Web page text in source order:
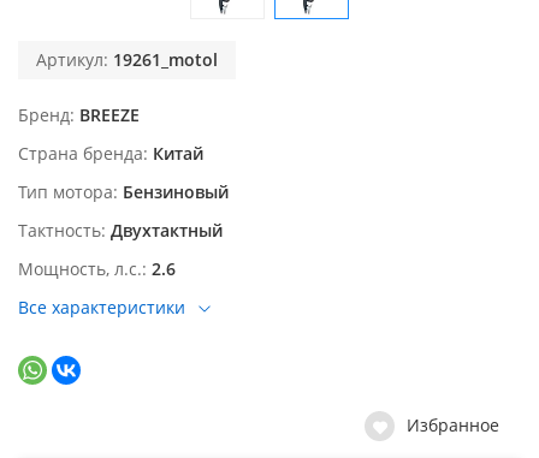
Артикул: 19261_motol
Бренд BREEZE
Страна бренда Китай
Тип мотора Бензиновый
Тактность Двухтактный
Мощность, л.с. 2.6
Все характеристики
Избранное